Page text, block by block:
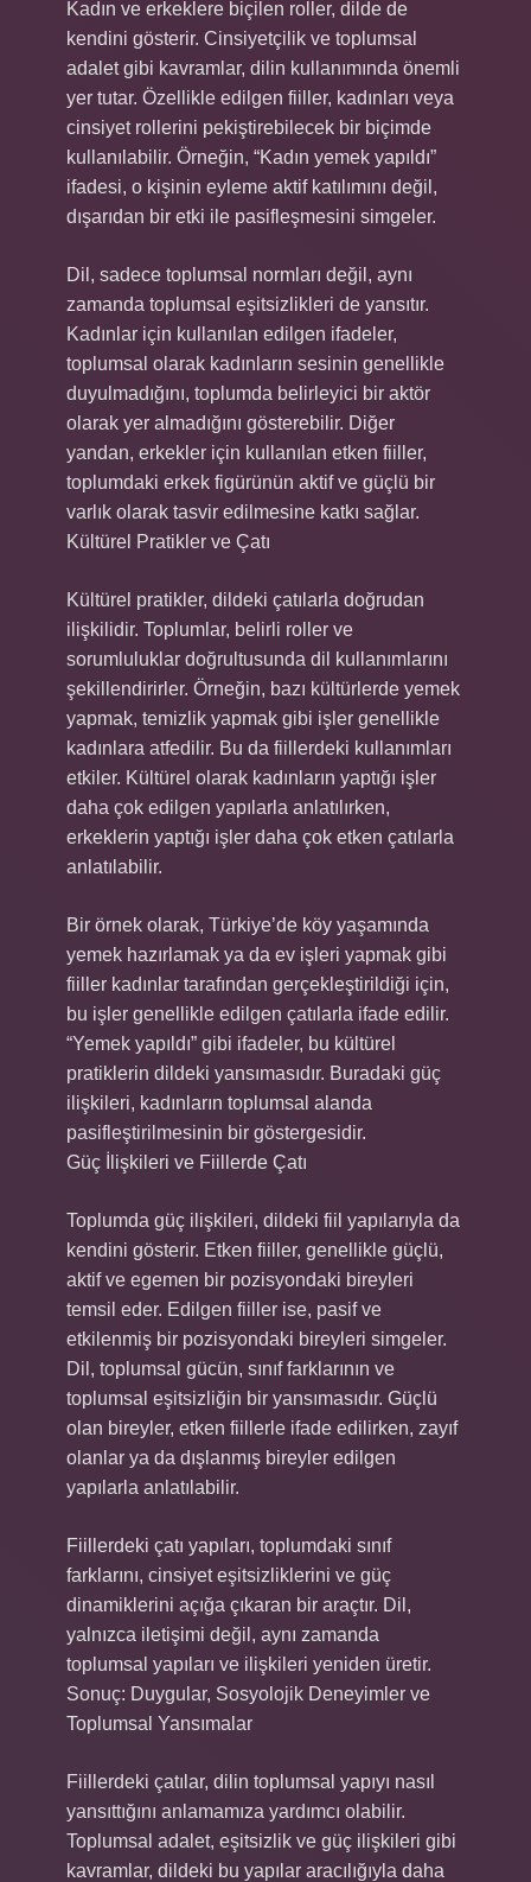
Kadın ve erkeklere biçilen roller, dilde de
kendini gösterir. Cinsiyetçilik ve toplumsal
adalet gibi kavramlar, dilin kullanımında önemli
yer tutar. Özellikle edilgen fiiller, kadınları veya
cinsiyet rollerini pekiştirebilecek bir biçimde
kullanılabilir. Örneğin, “Kadın yemek yapıldı”
ifadesi, o kişinin eyleme aktif katılımını değil,
dışarıdan bir etki ile pasifleşmesini simgeler.
Dil, sadece toplumsal normları değil, aynı
zamanda toplumsal eşitsizlikleri de yansıtır.
Kadınlar için kullanılan edilgen ifadeler,
toplumsal olarak kadınların sesinin genellikle
duyulmadığını, toplumda belirleyici bir aktör
olarak yer almadığını gösterebilir. Diğer
yandan, erkekler için kullanılan etken fiiller,
toplumdaki erkek figürünün aktif ve güçlü bir
varlık olarak tasvir edilmesine katkı sağlar.
Kültürel Pratikler ve Çatı
Kültürel pratikler, dildeki çatılarla doğrudan
ilişkilidir. Toplumlar, belirli roller ve
sorumluluklar doğrultusunda dil kullanımlarını
şekillendirirler. Örneğin, bazı kültürlerde yemek
yapmak, temizlik yapmak gibi işler genellikle
kadınlara atfedilir. Bu da fiillerdeki kullanımları
etkiler. Kültürel olarak kadınların yaptığı işler
daha çok edilgen yapılarla anlatılırken,
erkeklerin yaptığı işler daha çok etken çatılarla
anlatılabilir.
Bir örnek olarak, Türkiye’de köy yaşamında
yemek hazırlamak ya da ev işleri yapmak gibi
fiiller kadınlar tarafından gerçekleştirildiği için,
bu işler genellikle edilgen çatılarla ifade edilir.
“Yemek yapıldı” gibi ifadeler, bu kültürel
pratiklerin dildeki yansımasıdır. Buradaki güç
ilişkileri, kadınların toplumsal alanda
pasifleştirilmesinin bir göstergesidir.
Güç İlişkileri ve Fiillerde Çatı
Toplumda güç ilişkileri, dildeki fiil yapılarıyla da
kendini gösterir. Etken fiiller, genellikle güçlü,
aktif ve egemen bir pozisyondaki bireyleri
temsil eder. Edilgen fiiller ise, pasif ve
etkilenmiş bir pozisyondaki bireyleri simgeler.
Dil, toplumsal gücün, sınıf farklarının ve
toplumsal eşitsizliğin bir yansımasıdır. Güçlü
olan bireyler, etken fiillerle ifade edilirken, zayıf
olanlar ya da dışlanmış bireyler edilgen
yapılarla anlatılabilir.
Fiillerdeki çatı yapıları, toplumdaki sınıf
farklarını, cinsiyet eşitsizliklerini ve güç
dinamiklerini açığa çıkaran bir araçtır. Dil,
yalnızca iletişimi değil, aynı zamanda
toplumsal yapıları ve ilişkileri yeniden üretir.
Sonuç: Duygular, Sosyolojik Deneyimler ve
Toplumsal Yansımalar
Fiillerdeki çatılar, dilin toplumsal yapıyı nasıl
yansıttığını anlamamıza yardımcı olabilir.
Toplumsal adalet, eşitsizlik ve güç ilişkileri gibi
kavramlar, dildeki bu yapılar aracılığıyla daha